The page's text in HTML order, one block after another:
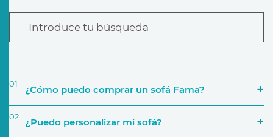
Introduce tu búsqueda
01 ¿Cómo puedo comprar un sofá Fama?
02 ¿Puedo personalizar mi sofá?